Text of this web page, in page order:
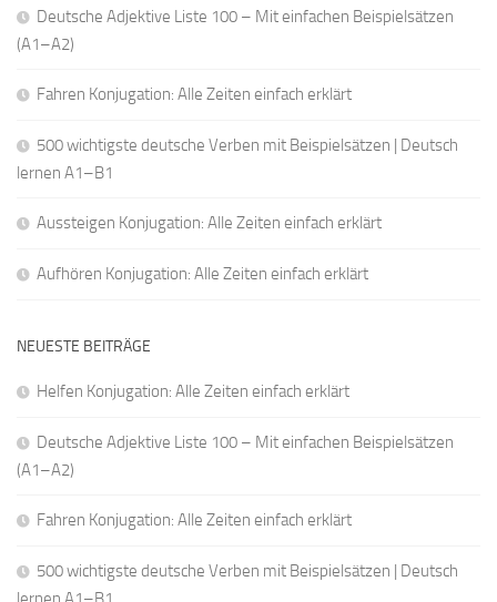
Deutsche Adjektive Liste 100 – Mit einfachen Beispielsätzen
(A1–A2)
Fahren Konjugation: Alle Zeiten einfach erklärt
500 wichtigste deutsche Verben mit Beispielsätzen | Deutsch
lernen A1–B1
Aussteigen Konjugation: Alle Zeiten einfach erklärt
Aufhören Konjugation: Alle Zeiten einfach erklärt
NEUESTE BEITRÄGE
Helfen Konjugation: Alle Zeiten einfach erklärt
Deutsche Adjektive Liste 100 – Mit einfachen Beispielsätzen
(A1–A2)
Fahren Konjugation: Alle Zeiten einfach erklärt
500 wichtigste deutsche Verben mit Beispielsätzen | Deutsch